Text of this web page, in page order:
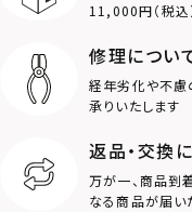
コイン
スター
アラベスク
11,000円（税込
修理につい
経年劣化や不慮
承りいたします
返品・交換
万が一、商品到
なる商品が届い